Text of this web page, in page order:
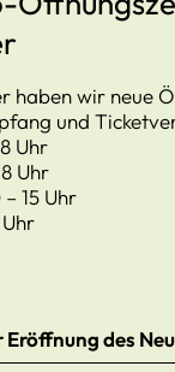
haben wir neue
und
Uhr
Uhr
15 Uhr
des